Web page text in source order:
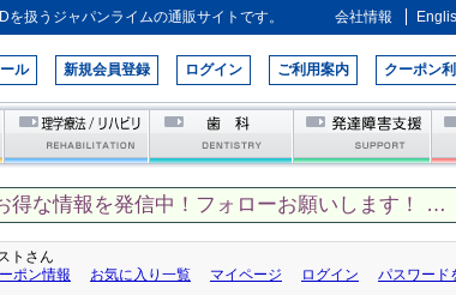
扱うジャパンライムの通販サイトです。 会社情報
ル 新規会員登録 ログイン ご利用案内 クーポン
な情報を発信中！フォローお願いします！ …
トさん
ポン情報
お気に入り一覧 マイページ ログイン パスワード